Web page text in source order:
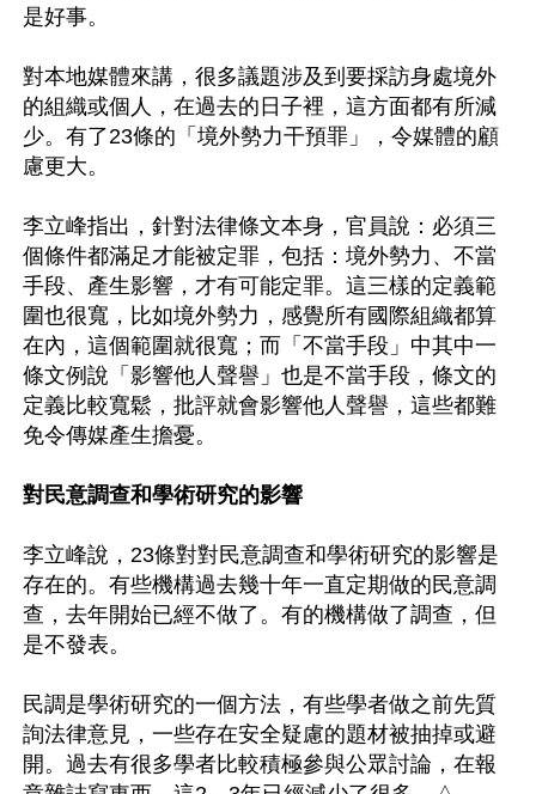
是好事。
對本地媒體來講，很多議題涉及到要採訪身處境外
的組織或個人，在過去的日子裡，這方面都有所減
少。有了23條的「境外勢力干預罪」，令媒體的顧
慮更大。
李立峰指出，針對法律條文本身，官員說：必須三
個條件都滿足才能被定罪，包括：境外勢力、不當
手段、產生影響，才有可能定罪。這三樣的定義範
圍也很寬，比如境外勢力，感覺所有國際組織都算
在內，這個範圍就很寬；而「不當手段」中其中一
條文例說「影響他人聲譽」也是不當手段，條文的
定義比較寬鬆，批評就會影響他人聲譽，這些都難
免令傳媒產生擔憂。
對民意調查和學術研究的影響
李立峰說，23條對對民意調查和學術研究的影響是
存在的。有些機構過去幾十年一直定期做的民意調
查，去年開始已經不做了。有的機構做了調查，但
是不發表。
民調是學術研究的一個方法，有些學者做之前先質
詢法律意見，一些存在安全疑慮的題材被抽掉或避
開。過去有很多學者比較積極參與公眾討論，在報